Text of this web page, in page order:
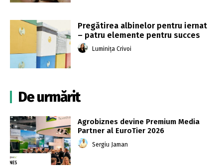
Pregătirea albinelor pentru iernat
– patru elemente pentru succes
Luminița Crivoi
De urmărit
Agrobiznes devine Premium Media
Partner al EuroTier 2026
Sergiu Jaman